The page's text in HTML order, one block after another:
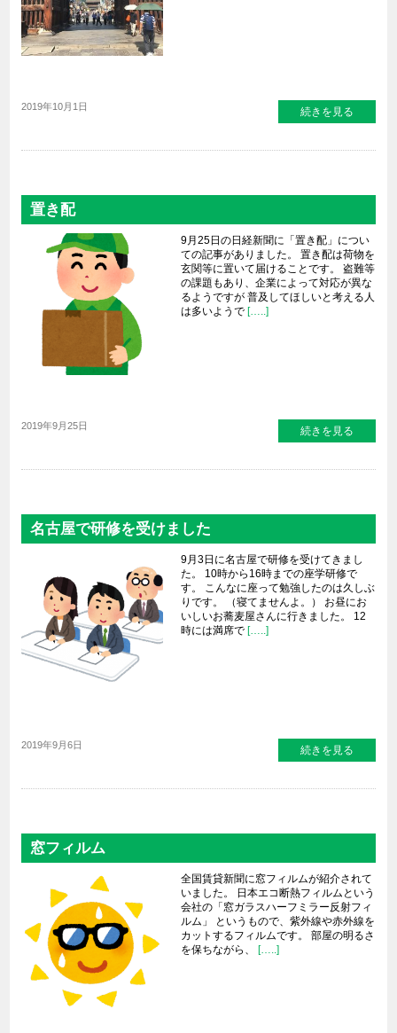
2019年10月1日 続きを見る
置き配
9月25日の日経新聞に「置き配」につい
ての記事がありました。 置き配は荷物を
玄関等に置いて届けることです。 盗難等
の課題もあり、企業によって対応が異な
るようですが 普及してほしいと考える人
は多いようで[…..]
2019年9月25日 続きを見る
名古屋で研修を受けました
9月3日に名古屋で研修を受けてきまし
た。 10時から16時までの座学研修で
す。 こんなに座って勉強したのは久しぶ
りです。 （寝てませんよ。） お昼にお
いしいお蕎麦屋さんに行きました。 12
時には満席で[…..]
2019年9月6日 続きを見る
窓フィルム
全国賃貸新聞に窓フィルムが紹介されて
いました。 日本エコ断熱フィルムという
会社の「窓ガラスハーフミラー反射フィ
ルム」 というもので、紫外線や赤外線を
カットするフィルムです。 部屋の明るさ
を保ちながら、
[…..]